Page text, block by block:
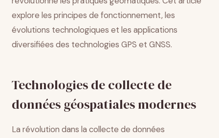
explore les principes de fonctionnement, les
évolutions technologiques et les applications
diversifiées des technologies GPS et GNSS.
Technologies de collecte de
données géospatiales modernes
La révolution dans la collecte de données